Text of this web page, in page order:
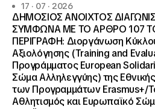
17 · 07 · 2026
ΔΗΜΟΣΙΟΣ ΑΝΟΙΧΤΟΣ
ΣΥΜΦΩΝΑ ΜΕ ΤΟ ΑΡΘΡΟ 107
ΠΕΡΙΓΡΑΦΗ: Διοργάνωση
Αξιολόγησης (Training and
Προγράμματος European
Σώμα Αλληλεγγύης) της
των Προγραμμάτων Erasmus+/
Αθλητισμός και Ευρωπαϊκό